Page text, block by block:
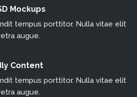
Mockups
tempus porttitor. Nulla vitae elit
augue.
Content
tempus porttitor. Nulla vitae elit
augue.